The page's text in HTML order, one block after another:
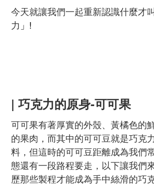
今天就讓我們一起重新認識什麼才
力 」!
| 巧克力的原身-可可果
可可果有著厚實的外殼、黃橘色的
的果肉，而其中的可可豆就是巧克
料，但這時的可可豆距離成為我們
態還有一段路程要走，以下讓我們
歷那些製程才能成為手中絲滑的巧